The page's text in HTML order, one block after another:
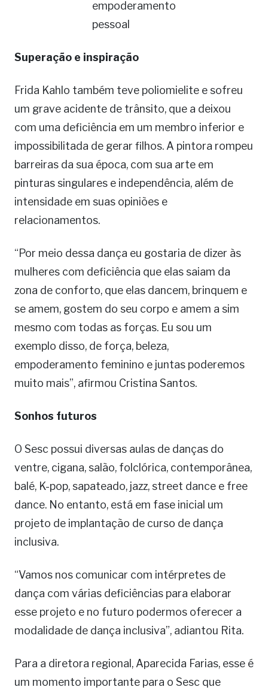
empoderamento
pessoal
Superação e inspiração
Frida Kahlo também teve poliomielite e sofreu
um grave acidente de trânsito, que a deixou
com uma deficiência em um membro inferior e
impossibilitada de gerar filhos. A pintora rompeu
barreiras da sua época, com sua arte em
pinturas singulares e independência, além de
intensidade em suas opiniões e
relacionamentos.
“Por meio dessa dança eu gostaria de dizer às
mulheres com deficiência que elas saiam da
zona de conforto, que elas dancem, brinquem e
se amem, gostem do seu corpo e amem a sim
mesmo com todas as forças. Eu sou um
exemplo disso, de força, beleza,
empoderamento feminino e juntas poderemos
muito mais”, afirmou Cristina Santos.
Sonhos futuros
O Sesc possui diversas aulas de danças do
ventre, cigana, salão, folclórica, contemporânea,
balé, K-pop, sapateado, jazz, street dance e free
dance. No entanto, está em fase inicial um
projeto de implantação de curso de dança
inclusiva.
“Vamos nos comunicar com intérpretes de
dança com várias deficiências para elaborar
esse projeto e no futuro podermos oferecer a
modalidade de dança inclusiva”, adiantou Rita.
Para a diretora regional, Aparecida Farias, esse é
um momento importante para o Sesc que